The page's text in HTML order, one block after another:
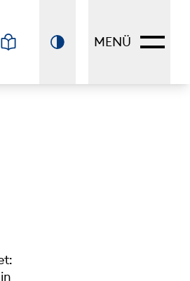
MENÜ